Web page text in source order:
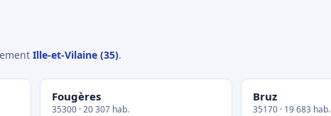
Ille-et-Vilaine (35).
Fougères
35300 · 20 307 hab.
Bruz
35170 · 19 683 hab.